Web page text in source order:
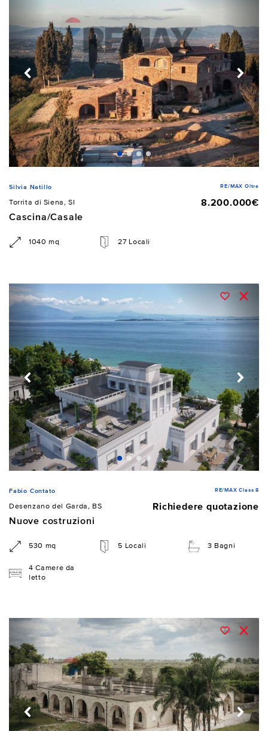
Silvia Natillo RE/MAX Oltre
Torrita di Siena, SI
8.200.000€
Cascina/Casale
1040 mq 27 Locali
Fabio Contato RE/MAX Class 8
Desenzano del Garda, BS
Richiedere quotazione
Nuove costruzioni
530 mq 5 Locali 3 Bagni
4 Camere da
letto